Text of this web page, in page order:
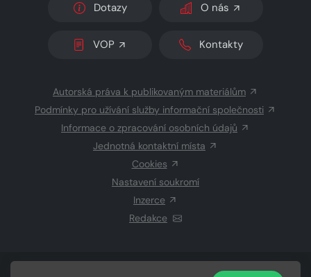
Dotazy O nás
VOP Kontakty
Autorská práva k publikovaným materiálům
Podmínky pro užívání služby informační společnosti
Informace o zpracování osobních údajů
Jednotná kontaktní místa
Cookies
Nastavení soukromí
Inzerce
Redakce
CZECH NEWS CENTER a.s.a dodavatelé